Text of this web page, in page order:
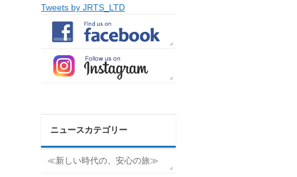
Tweets by JRTS_LTD
ニュースカテゴリー
≪新しい時代の、安心の旅≫